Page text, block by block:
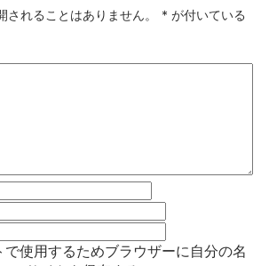
されることはありません。 * が付いている
で使用するためブラウザーに自分の名